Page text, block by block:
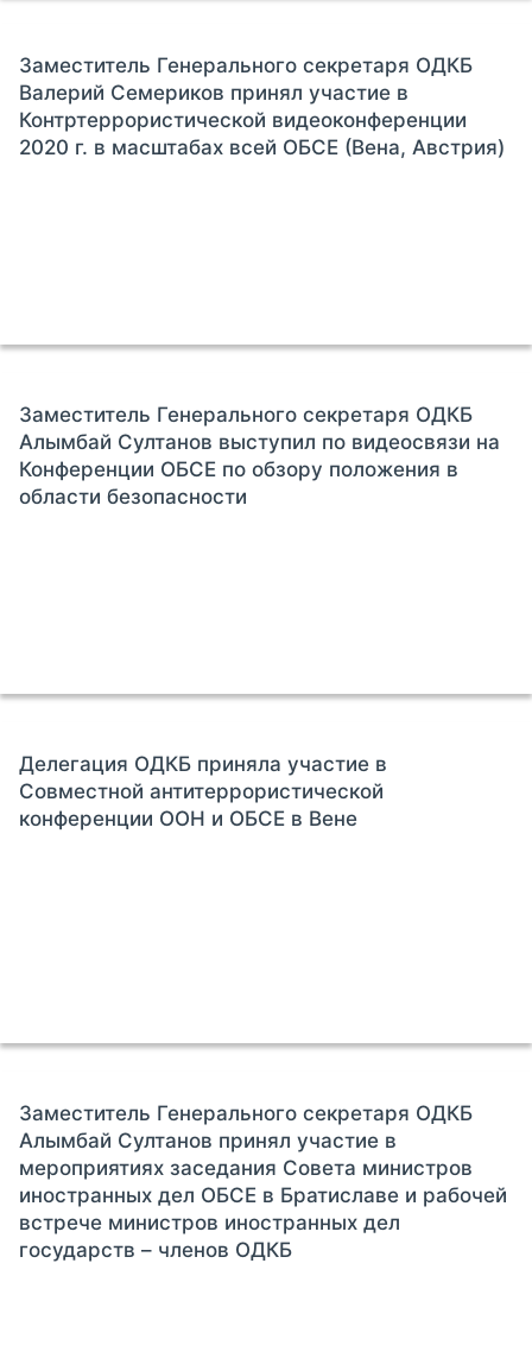
Заместитель Генерального секретаря ОДКБ
Валерий Семериков принял участие в
Контртеррористической видеоконференции
2020 г. в масштабах всей ОБСЕ (Вена, Австрия)
Заместитель Генерального секретаря ОДКБ
Алымбай Султанов выступил по видеосвязи на
Конференции ОБСЕ по обзору положения в
области безопасности
Делегация ОДКБ приняла участие в
Совместной антитеррористической
конференции ООН и ОБСЕ в Вене
Заместитель Генерального секретаря ОДКБ
Алымбай Султанов принял участие в
мероприятиях заседания Совета министров
иностранных дел ОБСЕ в Братиславе и рабочей
встрече министров иностранных дел
государств – членов ОДКБ